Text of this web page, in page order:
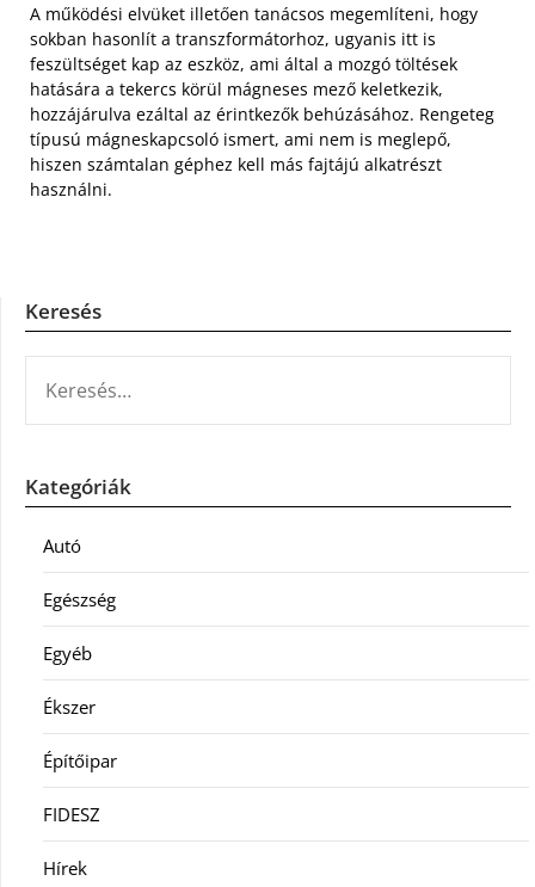
A működési elvüket illetően tanácsos megemlíteni, hogy
sokban hasonlít a transzformátorhoz, ugyanis itt is
feszültséget kap az eszköz, ami által a mozgó töltések
hatására a tekercs körül mágneses mező keletkezik,
hozzájárulva ezáltal az érintkezők behúzásához. Rengeteg
típusú mágneskapcsoló ismert, ami nem is meglepő,
hiszen számtalan géphez kell más fajtájú alkatrészt
használni.
Keresés
Kategóriák
Autó
Egészség
Egyéb
Ékszer
Építőipar
FIDESZ
Hírek